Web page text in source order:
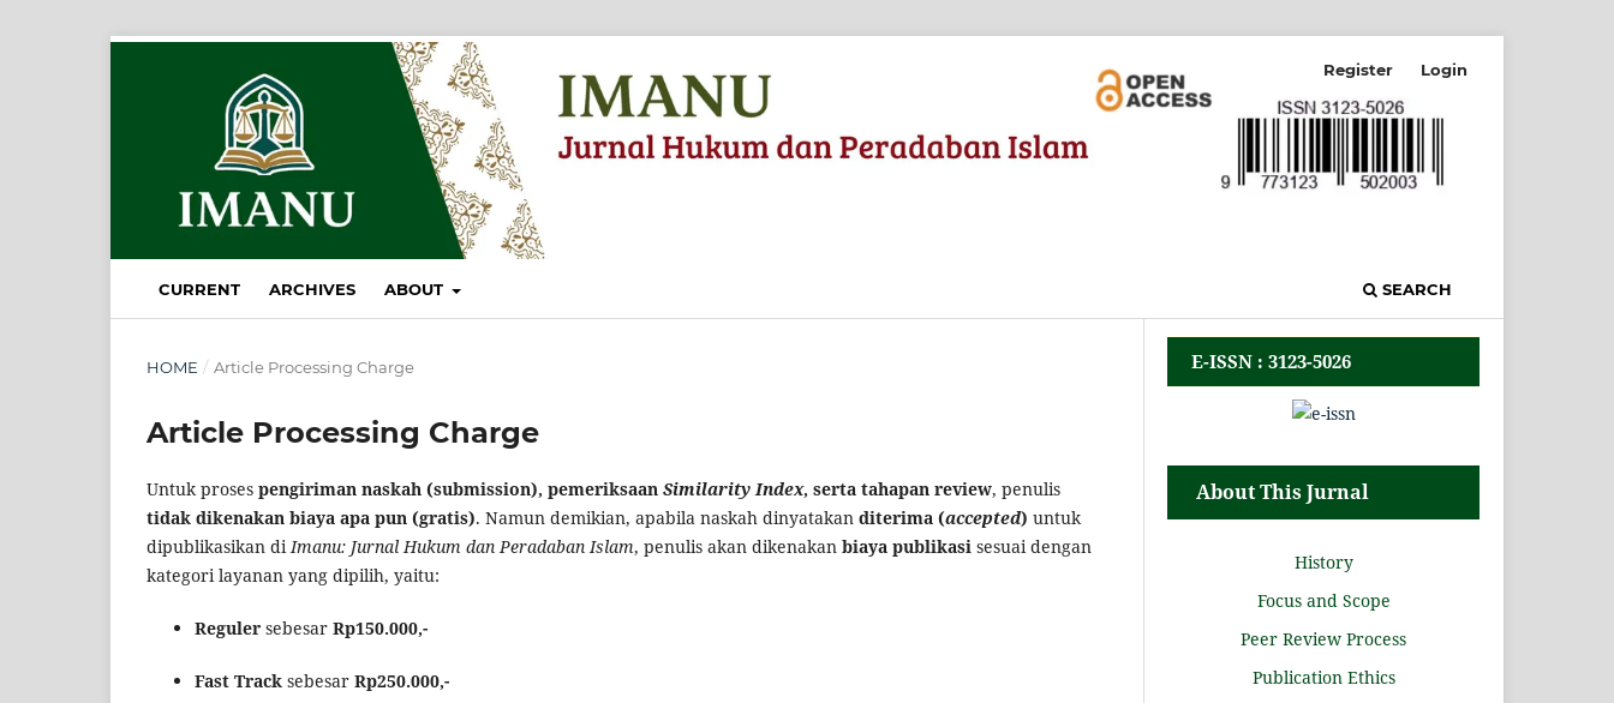
CURRENT ARCHIVES ABOUT SEARCH
Register Login
HOME / Article Processing Charge
Article Processing Charge
Untuk proses pengiriman naskah (submission), pemeriksaan Similarity Index, serta tahapan review, penulis
tidak dikenakan biaya apa pun (gratis). Namun demikian, apabila naskah dinyatakan diterima (accepted) untuk
dipublikasikan diImanu: Jurnal Hukum dan Peradaban Islam, penulis akan dikenakan biaya publikasi sesuai dengan
kategori layanan yang dipilih, yaitu:
Reguler sebesar Rp150.000,-
Fast Track sebesar Rp250.000,-
E-ISSN : 3123-5026
About This Jurnal
History
Focus and Scope
Peer Review Process
Publication Ethics